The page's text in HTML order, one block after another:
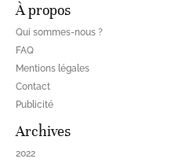
À propos
Qui sommes-nous ?
FAQ
Mentions légales
Contact
Publicité
Archives
2022